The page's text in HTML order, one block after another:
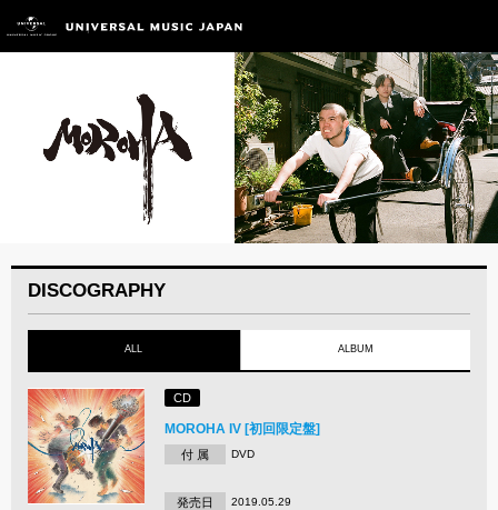
DISCOGRAPHY
ALL ALBUM
CD
MOROHA IV [初回限定盤]
付 属 DVD
発売日 2019.05.29